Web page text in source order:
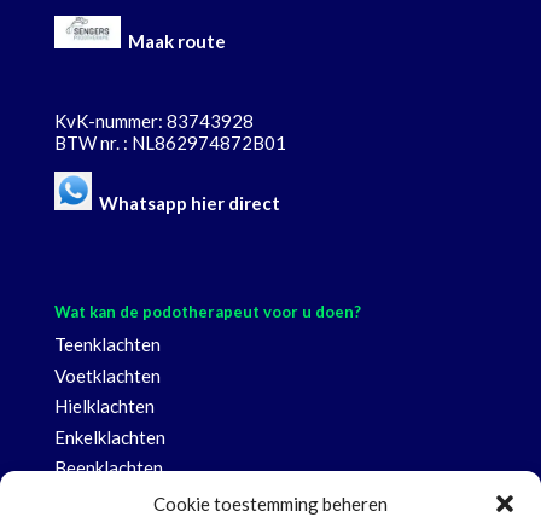
Cookie toestemming beheren
Maak route
KvK-nummer: 83743928
BTW nr. : NL862974872B01
Whatsapp hier direct
Wat kan de podotherapeut voor u doen?
Teenklachten
Voetklachten
Hielklachten
Enkelklachten
Beenklachten
Knieklachten